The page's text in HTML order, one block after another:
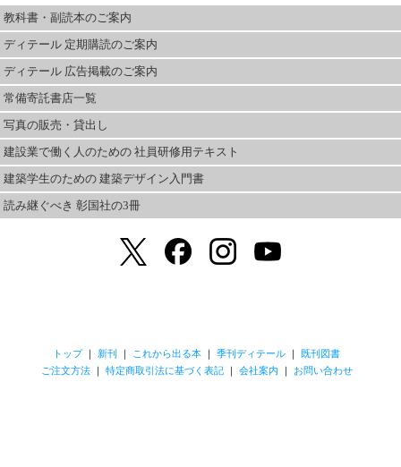
教科書・副読本のご案内
ディテール 定期購読のご案内
ディテール 広告掲載のご案内
常備寄託書店一覧
写真の販売・貸出し
建設業で働く人のための 社員研修用テキスト
建築学生のための 建築デザイン入門書
読み継ぐべき 彰国社の3冊
トップ｜ 新刊 これから出る本 ｜季刊ディテール
既刊図書
ご注文方法｜ 特定商取引法に基づく表記｜ 会社案内 お問い合わせ